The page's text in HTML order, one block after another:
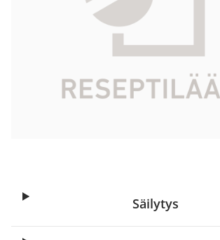
100 fol
Macure Pharma ApS
Tarkista Kela-korvattavuus
Säilytys